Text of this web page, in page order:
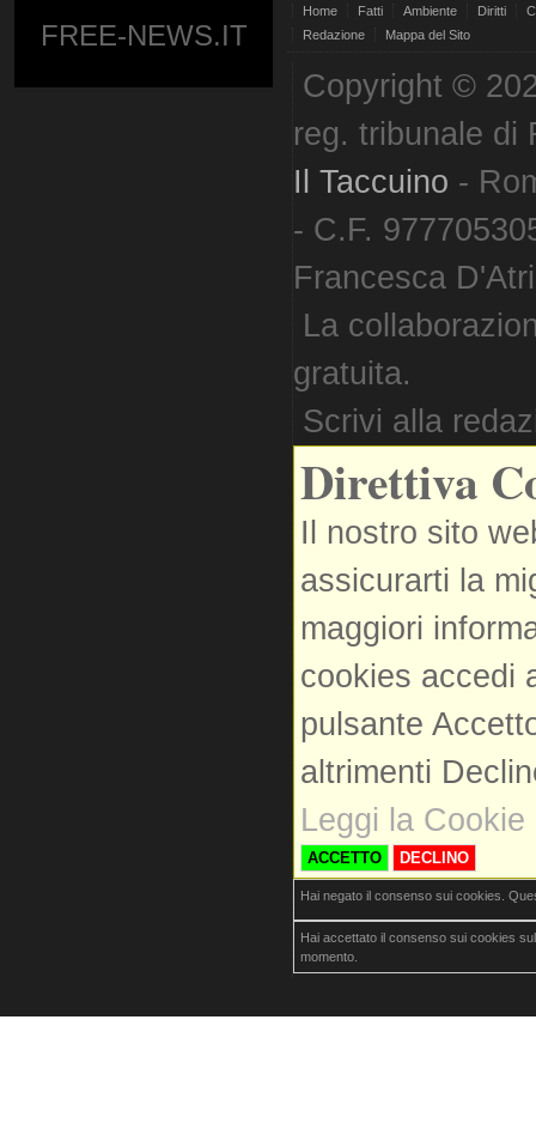
FREE-NEWS.IT
Home Fatti Ambiente Diritti
Redazione
Mappa del Sito
Copyright ©
reg. tribunale di
Il Taccuino -
- C.F.
Francesca
La
gratuita.
Scrivi alla
Direttiva
Il nostro sito
assicurarti la
maggiori
cookies accedi
pulsante
altrimenti
Leggi la Cookie
ACCETTO DECLINO
Hai negato il consenso sui cookies.
Hai accettato il consenso sui cookies
momento.